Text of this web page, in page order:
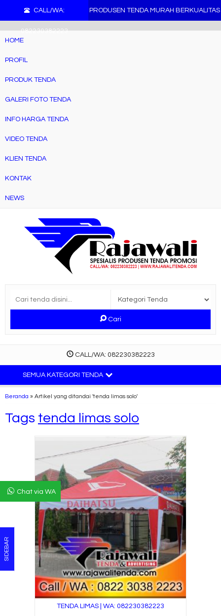
CALL/WA:
082230382223
PRODUSEN TENDA MURAH BERKUALITAS
HOME
PROFIL
PRODUK TENDA
GALERI FOTO TENDA
INFO HARGA TENDA
VIDEO TENDA
KLIEN TENDA
KONTAK
NEWS
Cari
CALL/WA: 082230382223
SEMUA KATEGORI TENDA
Beranda » Artikel yang ditandai 'tenda limas solo'
Tags tenda limas solo
TENDA LIMAS | WA: 082230382223
SIDEBAR
Chat via WA